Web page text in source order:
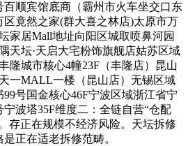
百顺宾馆底商（霸州市火车坐交口东
竟然之家(群大喜之林店)太原市万
家居Mall地址向阳区城取喷鼻河园
天坛·天启大宅粉饰旗舰店姑苏区域
隆城市核心4幢23F（丰隆店）昆山
一MALL一楼（昆山店）无锡区域
号国金核心46F宁波区域浙江省宁
波塔35F维度二：全链自营“仓配
存正在规模不经济风险。天坛拆修
正在适老拆修范畴。